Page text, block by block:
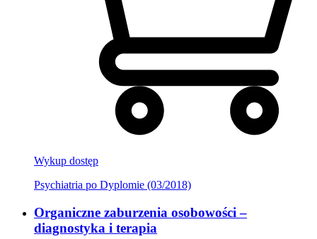
Wykup dostęp
Psychiatria po Dyplomie (03/2018)
Organiczne zaburzenia osobowości –
diagnostyka i terapia